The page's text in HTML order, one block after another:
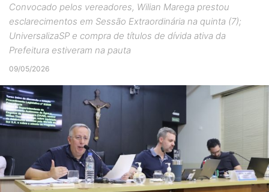
Convocado pelos vereadores, Wilian Marega prestou
esclarecimentos em Sessão Extraordinária na quinta (7);
UniversalizaSP e compra de títulos de dívida ativa da
Prefeitura estiveram na pauta
09/05/2026